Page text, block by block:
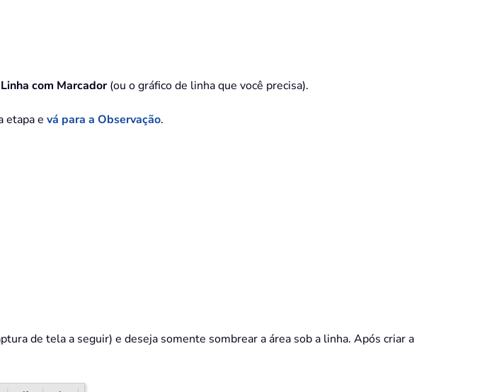
Linha com Marcador(ou o gráfico de linha que você precisa).
etapa e vá para a Observação.
de tela a seguir) e deseja somente sombrear a área sob a linha. Após criar a